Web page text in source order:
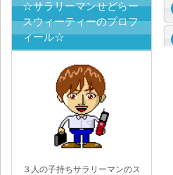
☆サラリーマンせどらー
スウィーティーのプロフ
ィール☆
３人の子持ちサラリーマンのス